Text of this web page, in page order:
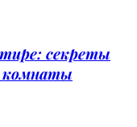
секреты
комнаты